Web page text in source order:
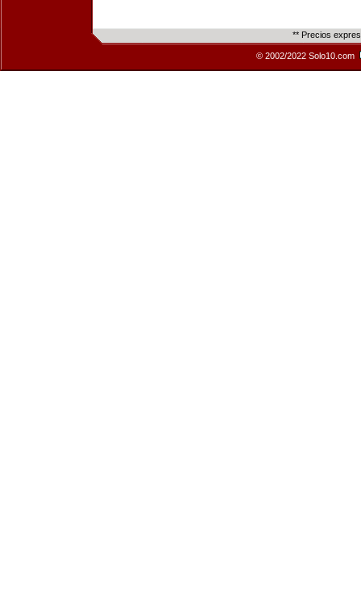
** Precios
© 2002/2022 Solo10.com